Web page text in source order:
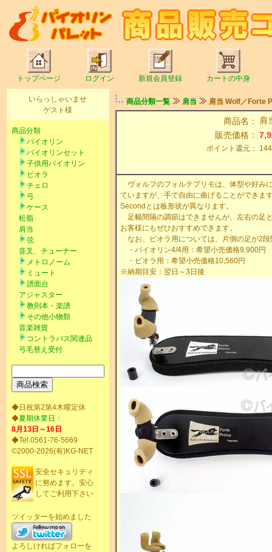
トップページ ログイン 新規会員登録 カートの中身
いらっしゃいませ
ゲスト様
商品分類
バイオリン
バイオリンセット
子供用バイオリン
ビオラ
チェロ
弓
ケース
松脂
肩当
弦
音叉、チューナー
メトロノーム
ミュート
譜面台
アジャスター
教則本・楽譜
その他小物類
音楽雑貨
コントラバス関連品
弓毛替え受付
◆日祝第2第4木曜定休
◆夏期休業日 ：
8月13日～16日
◆Tel.0561-76-5669
©2000-2026(有)KG-NET
安全セキュリティ
に努めます。安心
してご利用下さい
ツイッターを始めました
よろしければフォローを
商品分類一覧 肩当 肩当 Wolf／Forte
商品名：
肩
販売価格：
ポイント還元：
ヴォルフのフォルテプリモは、体型や好み
ていますが、手で自由に曲げることができま
Secondとは板形状が異なります。
足幅間隔の調節はできませんが、左右の足
お客様にもぜひおすすめできます。
なお、ビオラ用については、片側の足が2
・バイオリン4/4用：希望小売価格9,900円
・ビオラ用：希望小売価格10,560円
※納期目安：翌日～3日後